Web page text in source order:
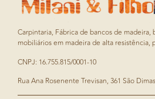
Carpintaria, Fábrica de bancos de madeira,
mobiliários em madeira de alta resistência,
CNPJ: 16.755.815/0001-10
Rua Ana Rosenente Trevisan, 361 São